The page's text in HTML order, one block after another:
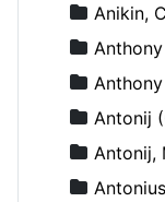
Anikin,
Antonij
Antonij,